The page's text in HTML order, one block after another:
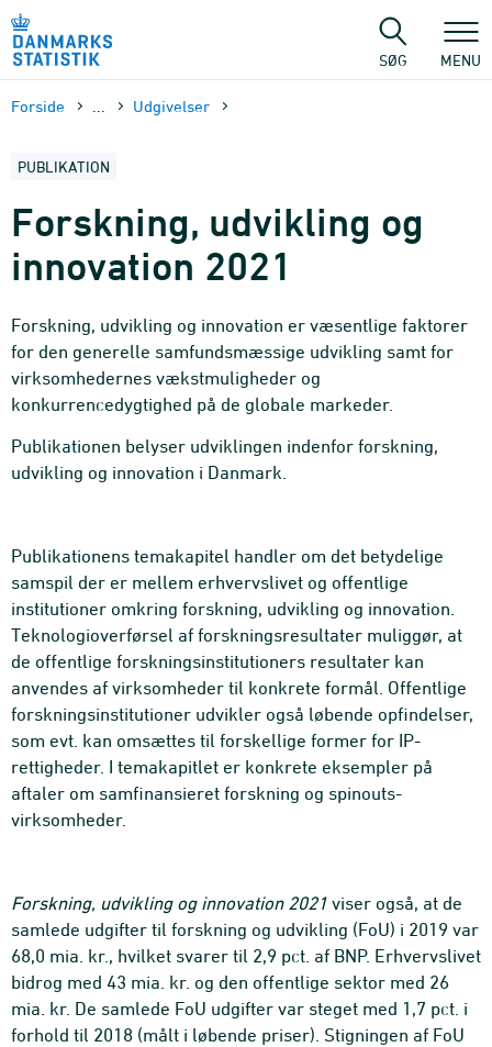
sidens
SØG MENU
Forside Udgivelser
PUBLIKATION
Forskning, udvikling og
innovation 2021
Forskning, udvikling og innovation er væsentlige faktorer
for den generelle samfundsmæssige udvikling samt for
virksomhedernes vækstmuligheder og
konkurrencedygtighed på de globale markeder.
Publikationen belyser udviklingen indenfor forskning,
udvikling og innovation i Danmark.
Publikationens temakapitel handler om det betydelige
samspil der er mellem erhvervslivet og offentlige
institutioner omkring forskning, udvikling og innovation.
Teknologioverførsel af forskningsresultater muliggør, at
de offentlige forskningsinstitutioners resultater kan
anvendes af virksomheder til konkrete formål. Offentlige
forskningsinstitutioner udvikler også løbende opfindelser,
som evt. kan omsættes til forskellige former for IP-
rettigheder. I temakapitlet er konkrete eksempler på
aftaler om samfinansieret forskning og spinouts-
virksomheder.
Forskning, udvikling og innovation 2021 viser også, at de
samlede udgifter til forskning og udvikling (FoU) i 2019 var
68,0 mia. kr., hvilket svarer til 2,9 pct. af BNP. Erhvervslivet
bidrog med 43 mia. kr. og den offentlige sektor med 26
mia. kr. De samlede FoU udgifter var steget med 1,7 pct. i
forhold til 2018 (målt i løbende priser). Stigningen af FoU